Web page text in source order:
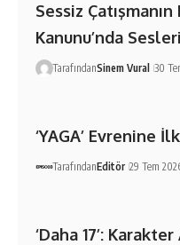
Sessiz Çatışmanın
Kanunu’nda
TarafındanSinem Vural 30
‘YAGA’ Evrenine
TarafındanEditör 29 Tem
‘Daha 17’: